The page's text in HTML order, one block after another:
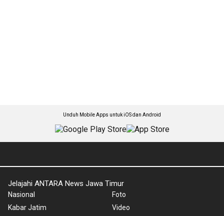
Unduh Mobile Apps untuk iOS dan Android
Jelajahi ANTARA News Jawa Timur
Nasional
Kabar Jatim
Foto
Video